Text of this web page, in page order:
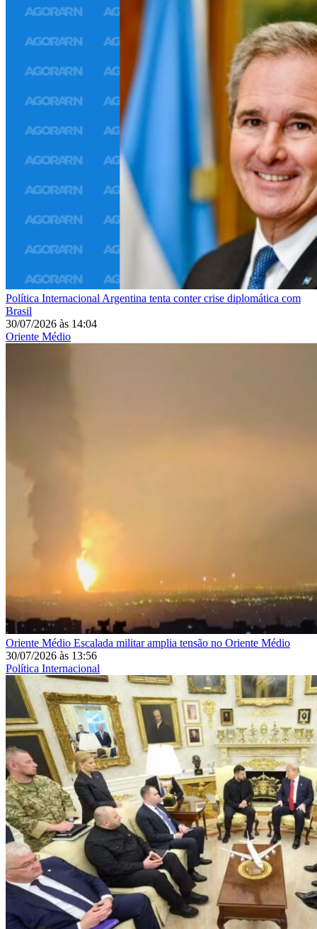
Política InternacionalArgentina tenta conter crise diplomática com
Brasil
30/07/2026 às 14:04
Oriente Médio
Oriente Médio Escalada militar amplia tensão no Oriente Médio
30/07/2026 às 13:56
Política Internacional